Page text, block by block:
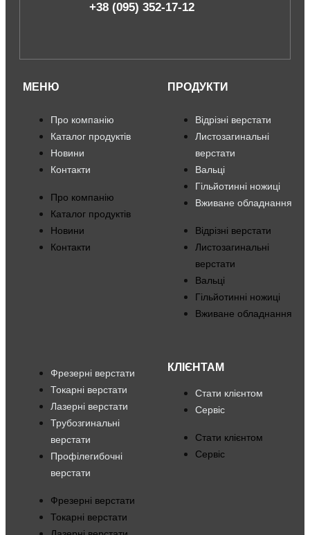
+38 (095) 352-17-12
МЕНЮ
Про компанію
Каталог продуктів
Новини
Контакти
Про компанію
Каталог продуктів
Новини
Контакти
ПРОДУКТИ
Відрізні верстати
Листозагинальні
верстати
Вальці
Гільйотинні ножиці
Вживане обладнання
Відрізні верстати
Листозагинальні
верстати
Вальці
Гільйотинні ножиці
Вживане обладнання
Фрезерні верстати
Токарні верстати
Лазерні верстати
Трубозгинальні
верстати
Профілегибочні
верстати
Фрезерні верстати
Токарні верстати
КЛІЄНТАМ
Стати клієнтом
Сервіс
Стати клієнтом
Сервіс